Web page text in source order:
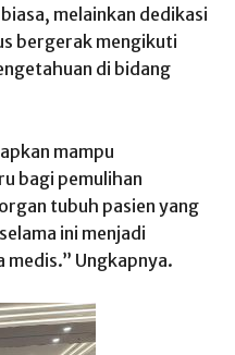
melainkan dedikasi
bergerak mengikuti
di bidang
mampu
bagi pemulihan
tubuh pasien yang
ini menjadi
medis.” Ungkapnya.